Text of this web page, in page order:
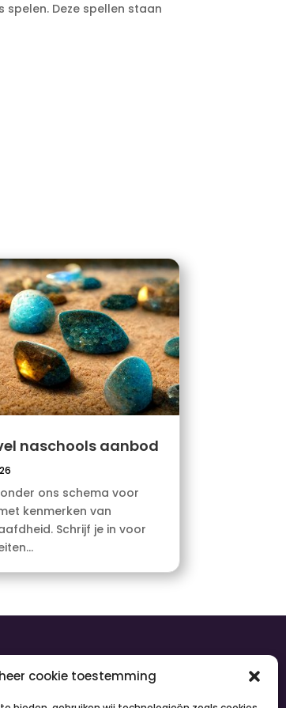
cookie toestemming
Deze spellen staan
naschools aanbod
ons schema voor
kenmerken van
Schrijf je in voor